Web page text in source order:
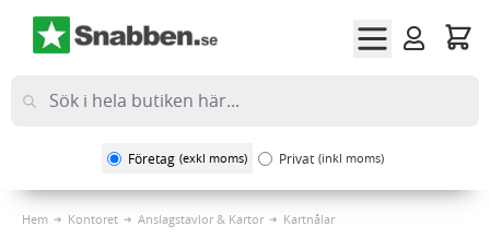
Företag (exkl moms) Privat (inkl moms)
Hem Kontoret Anslagstavlor & Kartor Kartnålar